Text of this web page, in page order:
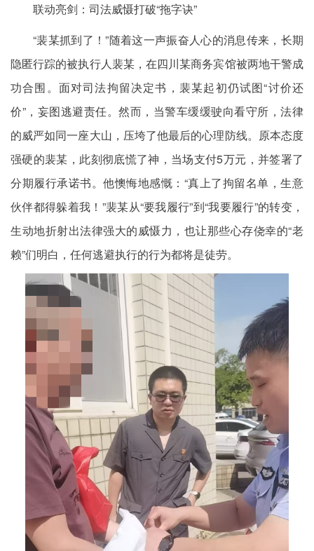
联动亮剑：司法威慑打破“拖字诀”
“裴某抓到了！”随着这一声振奋人心的消息传来，长期
隐匿行踪的被执行人裴某，在四川某商务宾馆被两地干警成
功合围。面对司法拘留决定书，裴某起初仍试图“讨价还
价”，妄图逃避责任。然而，当警车缓缓驶向看守所，法律
的威严如同一座大山，压垮了他最后的心理防线。原本态度
强硬的裴某，此刻彻底慌了神，当场支付5万元，并签署了
分期履行承诺书。他懊悔地感慨：“真上了拘留名单，生意
伙伴都得躲着我！”裴某从“要我履行”到“我要履行”的转变，
生动地折射出法律强大的威慑力，也让那些心存侥幸的“老
赖”们明白，任何逃避执行的行为都将是徒劳。